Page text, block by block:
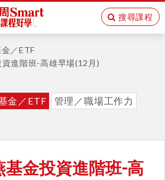
搜尋課程
／ETF
進階班-高雄早場(12月)
金／ETF
管理／職場工作力
基金投資進階班-高